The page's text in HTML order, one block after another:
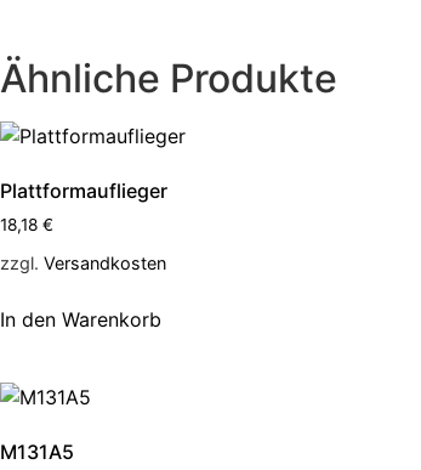
Ähnliche Produkte
Plattformauflieger
18,18 €
zzgl. Versandkosten
In den Warenkorb
M131A5